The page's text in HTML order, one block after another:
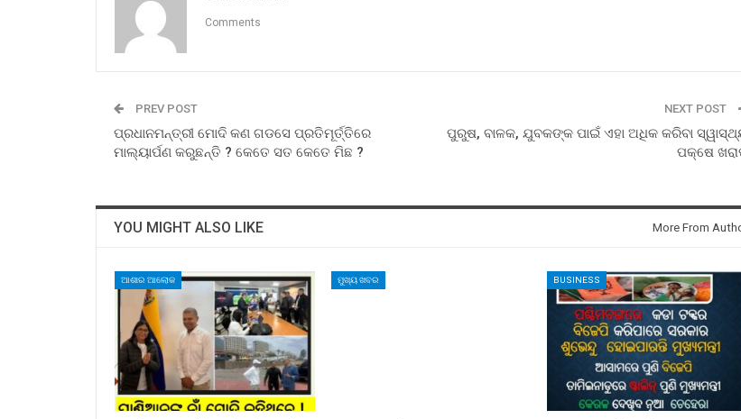
Comments
PREV POST
ପ୍ରଧାନମନ୍ତ୍ରୀ ମୋଦି କଣ ଗଡସେ ପ୍ରତିମୂର୍ତ୍ତିରେ
ମାଲ୍ୟାର୍ପଣ କରୁଛନ୍ତି ? କେତେ ସତ କେତେ ମିଛ ?
NEXT POST
ପୁରୁଷ, ବାଳକ, ଯୁବକଙ୍କ ପାଇଁ ଏହା ଅଧିକ କରିବା
ପକ୍ଷେ
YOU MIGHT ALSO LIKE More From
ଆଶାର ଆଲୋକ ମୁଖ୍ୟ ଖବର BUSINESS